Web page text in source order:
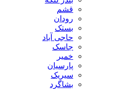
قشم
رودان
بستک
حاجی آباد
جاسک
خمیر
پارسیان
سیریک
بشاگرد